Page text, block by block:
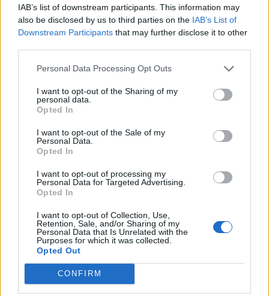
IAB’s list of downstream participants. This information may
also be disclosed by us to third parties on the IAB’s List of
Downstream Participants that may further disclose it to other
Personal Data Processing Opt Outs
I want to opt-out of the Sharing of my
personal data.
Opted In
I want to opt-out of the Sale of my
Personal Data.
Opted In
I want to opt-out of processing my
Personal Data for Targeted Advertising.
Opted In
I want to opt-out of Collection, Use,
Retention, Sale, and/or Sharing of my
Personal Data that Is Unrelated with the
Purposes for which it was collected.
Opted Out
CONFIRM
Rikthehet shqipja në tabelën e
mirëseardhjes në pikën kufitare
Tabanoc